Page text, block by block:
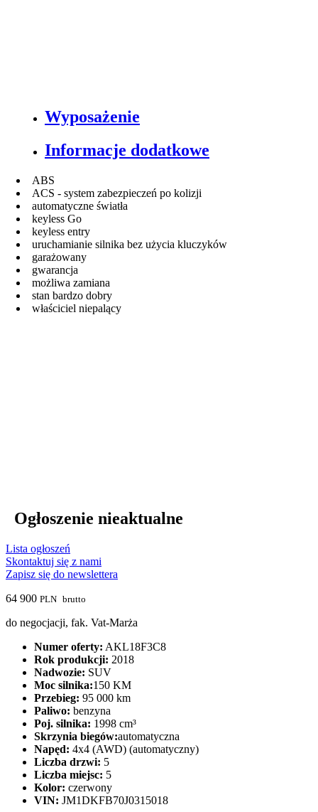
Wyposażenie
Informacje dodatkowe
ABS
ACS - system zabezpieczeń po kolizji
automatyczne światła
keyless Go
keyless entry
uruchamianie silnika bez użycia kluczyków
garażowany
gwarancja
możliwa zamiana
stan bardzo dobry
właściciel niepalący
Ogłoszenie nieaktualne
Lista ogłoszeń
Skontaktuj się z nami
Zapisz się do newslettera
64 900 PLN brutto
do negocjacji, fak. Vat-Marża
Numer oferty: AKL18F3C8
Rok produkcji: 2018
Nadwozie: SUV
Moc silnika:150 KM
Przebieg: 95 000 km
Paliwo: benzyna
Poj. silnika: 1998 cm³
Skrzynia biegów:automatyczna
Napęd: 4x4 (AWD) (automatyczny)
Liczba drzwi: 5
Liczba miejsc: 5
Kolor: czerwony
VIN: JM1DKFB70J0315018